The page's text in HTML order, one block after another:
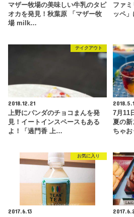
マザー牧場の美味しい牛乳のタピ
オカを発見！秋葉原 「マザー牧
場 milk…
ファ
ッペ」
テイクアウト
2018.12.21
上野にパンダのチョコまんを発
見！イートインスペースもある
よ！「過門香 上…
7月11
夏の新
ちゃお
お気に入り
2017.6.13